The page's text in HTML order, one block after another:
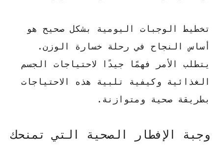
تخطيط الوجبات اليومية بشكل صحيح هو
أساس النجاح في رحلة خسارة الوزن.
يتطلب الأمر فهمًا جيدًا لاحتياجات الجسم
الغذائية وكيفية تلبية هذه الاحتياجات
بطريقة صحية ومتوازنة.
وجبة الإفطار الصحية التي تمنحك